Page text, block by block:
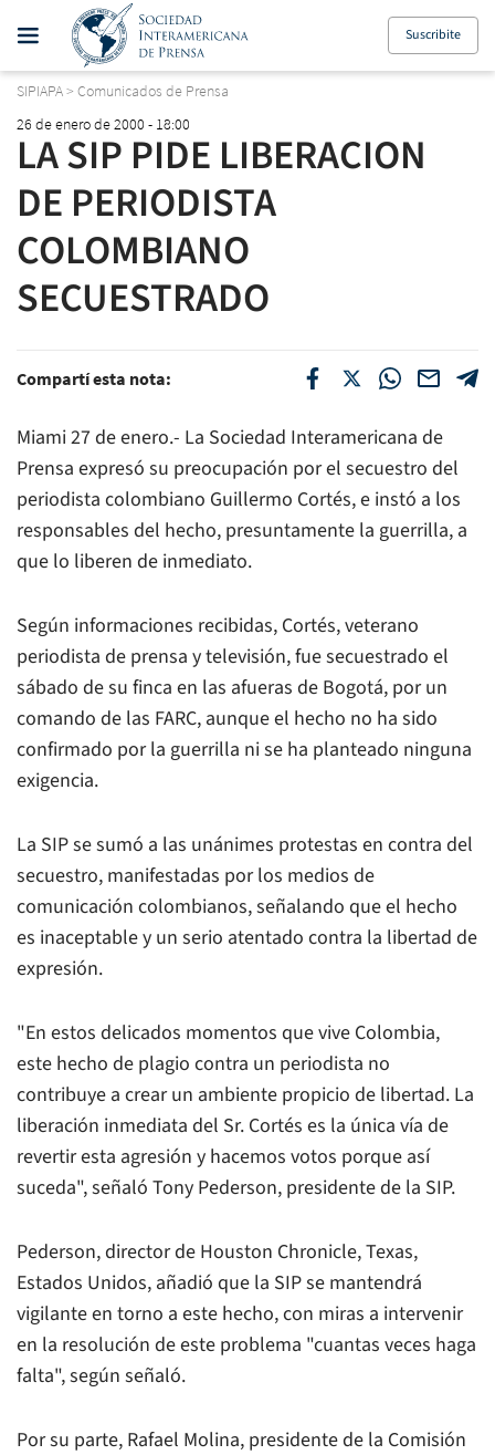
Suscribite
SIPIAPA> Comunicados de Prensa
26 de enero de 2000 - 18:00
LA SIP PIDE LIBERACION
DE PERIODISTA
COLOMBIANO
SECUESTRADO
Compartí esta nota:
Miami 27 de enero.- La Sociedad Interamericana de
Prensa expresó su preocupación por el secuestro del
periodista colombiano Guillermo Cortés, e instó a los
responsables del hecho, presuntamente la guerrilla, a
que lo liberen de inmediato.
Según informaciones recibidas, Cortés, veterano
periodista de prensa y televisión, fue secuestrado el
sábado de su finca en las afueras de Bogotá, por un
comando de las FARC, aunque el hecho no ha sido
confirmado por la guerrilla ni se ha planteado ninguna
exigencia.
La SIP se sumó a las unánimes protestas en contra del
secuestro, manifestadas por los medios de
comunicación colombianos, señalando que el hecho
es inaceptable y un serio atentado contra la libertad de
expresión.
"En estos delicados momentos que vive Colombia,
este hecho de plagio contra un periodista no
contribuye a crear un ambiente propicio de libertad. La
liberación inmediata del Sr. Cortés es la única vía de
revertir esta agresión y hacemos votos porque así
suceda", señaló Tony Pederson, presidente de la SIP.
Pederson, director de Houston Chronicle, Texas,
Estados Unidos, añadió que la SIP se mantendrá
vigilante en torno a este hecho, con miras a intervenir
en la resolución de este problema "cuantas veces haga
falta", según señaló.
Por su parte, Rafael Molina, presidente de la Comisión